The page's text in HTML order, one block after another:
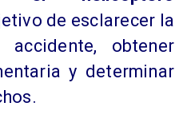
de esclarecer la
obtener
y determinar